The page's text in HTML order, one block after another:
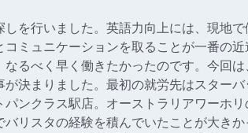
しを行いました。英語力向上には、現地
コミュニケーションを取ることが一番の
なるべく早く働きたかったのです。今回は
が決まりました。最初の就労先はスターバ
パンクラス駅店。オーストラリアワーホリ
バリスタの経験を積んでいたことが大きか